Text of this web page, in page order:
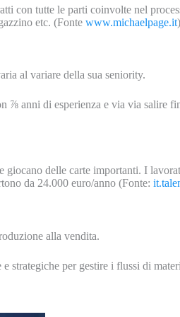
con tutte le parti coinvolte nel
etc. (Fonte www.michaelpage.it)
al variare della sua seniority.
⅞ anni di esperienza e via via salire
delle carte importanti. I
da 24.000 euro/anno (Fonte:
alla vendita.
strategiche per gestire i flussi di